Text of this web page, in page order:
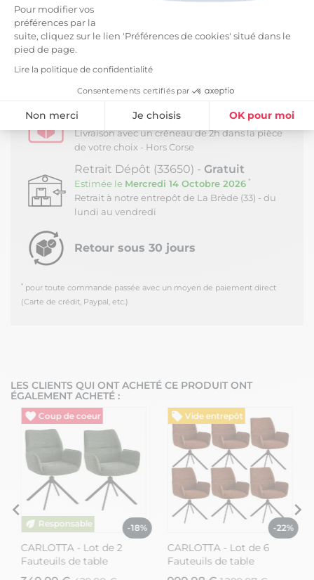
Pour modifier vos
préférences par la
suite, cliquez sur le lien 'Préférences de cookies' situé dans le
pied de page.
Lire la politique de confidentialité
Consentements certifiés par
Non merci Je choisis OK pour moi
Axeptio consent
Plateforme de Gestion du Consentement : Personnalisez vos
Notre plateforme vous permet d'adapter et de gérer vos
LIVRAISON ET RETOURS
Livraison Standard -19,99 €
Estimée à partir du
Livraison en journée au pied du camion - Hors
Estimée à partir duMercredi 21 Octobre 2026 *
Livraison avec un créneau de 2h dans la pièce
de votre choix - Hors Corse
Retrait Dépôt (33650) - Gratuit
Estimée le Mercredi 14 Octobre 2026 *
Retrait à notre entrepôt de La Brède (33) - du
lundi au vendredi
Retour sous 30 jours
* pour toute commande passée avec un moyen de paiement direct
(Carte de crédit, Paypal, etc.)
LES CLIENTS QUI ONT ACHETÉ CE PRODUIT ONT
ÉGALEMENT ACHETÉ :
Vide entrepôt
-18%
CARLOTTA - Lot de 2
Fauteuils de table
Pivotants Tissu Coloris
Vide entrepôt
-22%
CARLOTTA - Lot de 6
Fauteuils de table
Pivotants Tissu Coloris